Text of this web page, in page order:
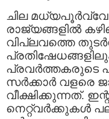
ചില
രാജ്യങ്ങളില്‍
വിപ്ലവത്തെ
പ്രവര്‍ത്തകരുടെ
സര്‍ക്കാര്‍
വീക്ഷിക്കുന്നത്.
നെറ്റ്‌വര്‍ക്കുകള്‍